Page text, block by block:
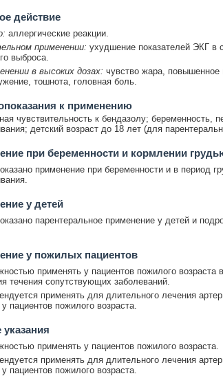
действие
аллергические реакции.
применении: ухудшение показателей ЭКГ в
выброса.
в высоких дозах: чувство жара, повышенное
тошнота, головная боль.
к применению
чувствительность к бендазолу; беременность,
детский возраст до 18 лет (для
при беременности и кормлении
применение при беременности и в период
у детей
парентеральное применение у детей и
у пожилых пациентов
применять у пациентов пожилого возраста
течения сопутствующих заболеваний.
применять для длительного лечения
пациентов пожилого возраста.
применять у пациентов пожилого возраста.
применять для длительного лечения
пациентов пожилого возраста.